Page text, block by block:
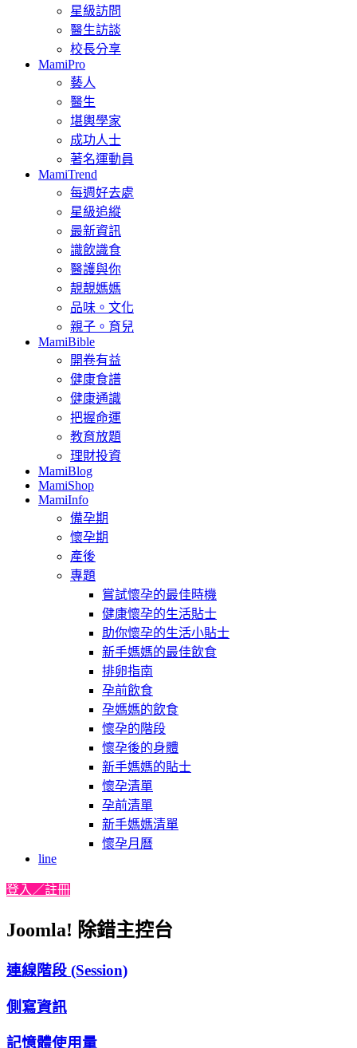
星級訪問
醫生訪談
校長分享
MamiPro
藝人
醫生
堪輿學家
成功人士
著名運動員
MamiTrend
每週好去處
星級追縱
最新資訊
識飲識食
醫護與你
靚靚媽媽
品味。文化
親子。育兒
MamiBible
開卷有益
健康食譜
健康通識
把握命運
教育放題
理財投資
MamiBlog
MamiShop
MamiInfo
備孕期
懷孕期
產後
專題
嘗試懷孕的最佳時機
健康懷孕的生活貼士
助你懷孕的生活小貼士
新手媽媽的最佳飲食
排卵指南
孕前飲食
孕媽媽的飲食
懷孕的階段
懷孕後的身體
新手媽媽的貼士
懷孕清單
孕前清單
新手媽媽清單
懷孕月曆
line
登入／註冊
Joomla! 除錯主控台
連線階段 (Session)
側寫資訊
記憶體使用量